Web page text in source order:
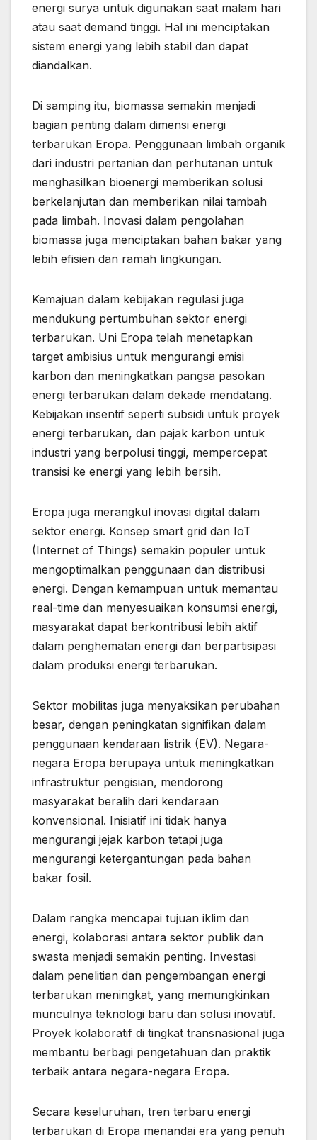
energi surya untuk digunakan saat malam hari
atau saat demand tinggi. Hal ini menciptakan
sistem energi yang lebih stabil dan dapat
diandalkan.
Di samping itu, biomassa semakin menjadi
bagian penting dalam dimensi energi
terbarukan Eropa. Penggunaan limbah organik
dari industri pertanian dan perhutanan untuk
menghasilkan bioenergi memberikan solusi
berkelanjutan dan memberikan nilai tambah
pada limbah. Inovasi dalam pengolahan
biomassa juga menciptakan bahan bakar yang
lebih efisien dan ramah lingkungan.
Kemajuan dalam kebijakan regulasi juga
mendukung pertumbuhan sektor energi
terbarukan. Uni Eropa telah menetapkan
target ambisius untuk mengurangi emisi
karbon dan meningkatkan pangsa pasokan
energi terbarukan dalam dekade mendatang.
Kebijakan insentif seperti subsidi untuk proyek
energi terbarukan, dan pajak karbon untuk
industri yang berpolusi tinggi, mempercepat
transisi ke energi yang lebih bersih.
Eropa juga merangkul inovasi digital dalam
sektor energi. Konsep smart grid dan IoT
(Internet of Things) semakin populer untuk
mengoptimalkan penggunaan dan distribusi
energi. Dengan kemampuan untuk memantau
real-time dan menyesuaikan konsumsi energi,
masyarakat dapat berkontribusi lebih aktif
dalam penghematan energi dan berpartisipasi
dalam produksi energi terbarukan.
Sektor mobilitas juga menyaksikan perubahan
besar, dengan peningkatan signifikan dalam
penggunaan kendaraan listrik (EV). Negara-
negara Eropa berupaya untuk meningkatkan
infrastruktur pengisian, mendorong
masyarakat beralih dari kendaraan
konvensional. Inisiatif ini tidak hanya
mengurangi jejak karbon tetapi juga
mengurangi ketergantungan pada bahan
bakar fosil.
Dalam rangka mencapai tujuan iklim dan
energi, kolaborasi antara sektor publik dan
swasta menjadi semakin penting. Investasi
dalam penelitian dan pengembangan energi
terbarukan meningkat, yang memungkinkan
munculnya teknologi baru dan solusi inovatif.
Proyek kolaboratif di tingkat transnasional juga
membantu berbagi pengetahuan dan praktik
terbaik antara negara-negara Eropa.
Secara keseluruhan, tren terbaru energi
terbarukan di Eropa menandai era yang penuh